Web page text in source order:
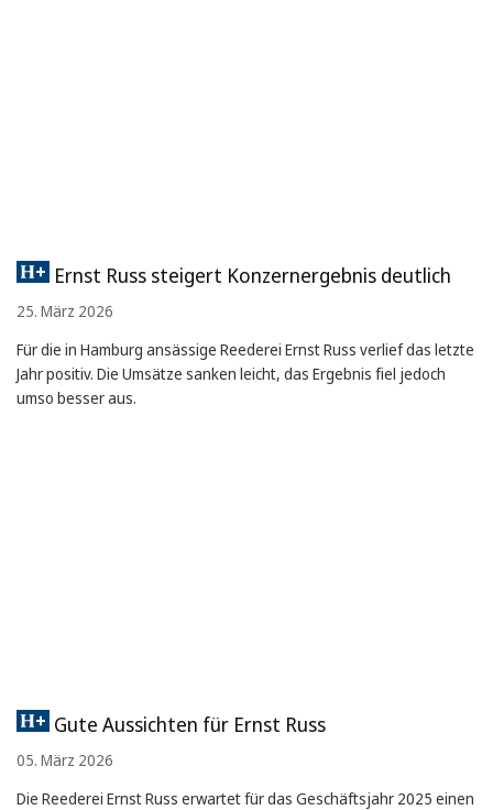
Ernst Russ steigert Konzernergebnis deutlich
25. März 2026
Für die in Hamburg ansässige Reederei Ernst Russ verlief das letzte
Jahr positiv. Die Umsätze sanken leicht, das Ergebnis fiel jedoch
umso besser aus.
Gute Aussichten für Ernst Russ
05. März 2026
Die Reederei Ernst Russ erwartet für das Geschäftsjahr 2025 einen